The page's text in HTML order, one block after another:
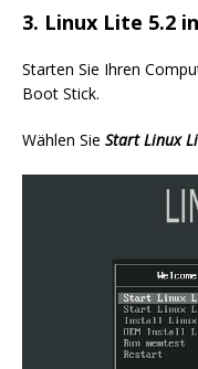
3. Linux Lite 5.2
Starten Sie Ihren
Boot Stick.
Wählen Sie Start Linux